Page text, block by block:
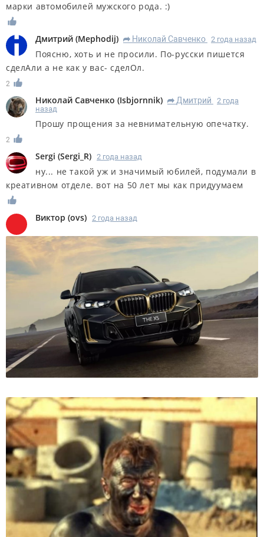
марки автомобилей мужского рода. :)
Дмитрий (Mephodij) R Николай Савченко 2 года назад
Поясню, хоть и не просили. По-русски пишется
сделАли а не как у вас- сделОл.
2
Николай Савченко (Isbjornnik) R Дмитрий
2 года
назад
Прошу прощения за невнимательную опечатку.
2
Sergi (Sergi_R) 2 года назад
ну... не такой уж и значимый юбилей, подумали в
креативном отделе. вот на 50 лет мы как придуумаем
Виктор (ovs) 2 года назад